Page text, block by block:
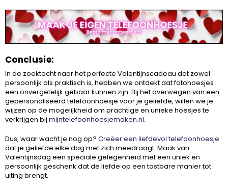
Conclusie:
In de zoektocht naar het perfecte Valentijnscadeau dat zowel
persoonlijk als praktisch is, hebben we ontdekt dat fotohoesjes
een onvergetelijk gebaar kunnen zijn. Bij het overwegen van een
gepersonaliseerd telefoonhoesje voor je geliefde, willen we je
wijzen op de mogelijkheid om prachtige en unieke hoesjes te
verkrijgen bij mijntelefoonhoesjemaken.nl.
Dus, waar wacht je nog op? Creëer een liefdevol telefoonhoesje
dat je geliefde elke dag met zich meedraagt. Maak van
Valentijnsdag een speciale gelegenheid met een uniek en
persoonlijk geschenk dat de liefde op een tastbare manier tot
uiting brengt.